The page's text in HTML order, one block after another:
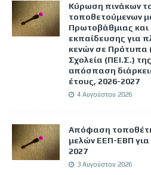
Κύρωση πινάκων
τοποθετούμενων
Πρωτοβάθμιας
εκπαίδευσης για
κενών σε Πρότυπα
Σχολεία (ΠΕΙ.Σ.)
απόσπαση
έτους, 2026-2027
4 Αυγούστου 2026
Απόφαση
μελών ΕΕΠ-ΕΒΠ για
2027
3 Αυγούστου 2026